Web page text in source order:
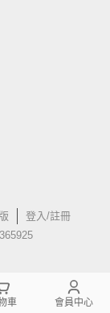
登入/註冊
車 會員中心